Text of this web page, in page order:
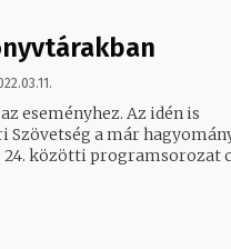
Az idén is
a már
24. közötti programsorozat